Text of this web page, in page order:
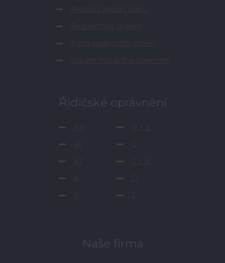
Profesní školení řidičů
Referentské školení
Kurzy budoucích učitelů
Vrácení řidičského oprávnění
Řidičské oprávnění
AM
A1
A2
A
B
B + E
C
C + E
D
T
Naše firma